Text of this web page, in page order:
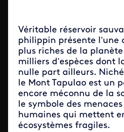
Véritable réservoir
philippin présente l’une
plus riches de la
milliers d’espèces dont
nulle part ailleurs. Niché
le Mont Tapulao est un
encore méconnu de la
le symbole des
humaines qui mettent
écosystèmes fragiles.